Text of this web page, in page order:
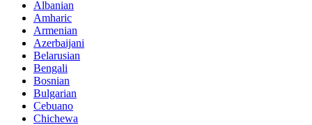
Albanian
Amharic
Armenian
Azerbaijani
Belarusian
Bengali
Bosnian
Bulgarian
Cebuano
Chichewa